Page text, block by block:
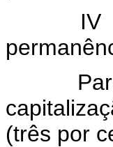
IV
(três por